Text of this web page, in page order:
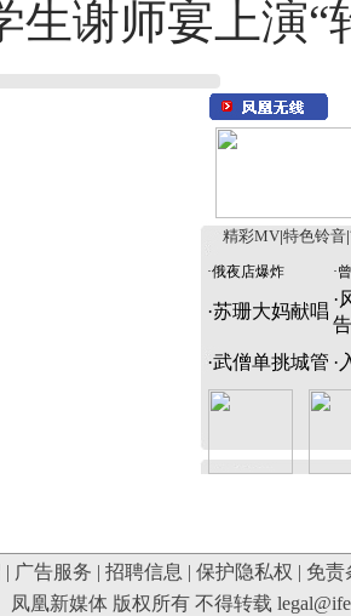
生谢师宴上演“
精彩MV 特色铃音
·俄夜店爆炸 ·
·苏珊大妈献唱
·
告
·武僧单挑城管 ·
| 广告服务 | 招聘信息 | 保护隐私权 | 免责
凤凰新媒体 版权所有 不得转载